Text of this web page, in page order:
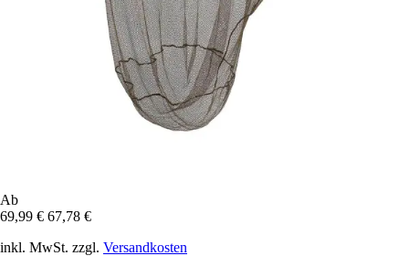
Ab
69,99 € 67,78 €
inkl. MwSt. zzgl. Versandkosten